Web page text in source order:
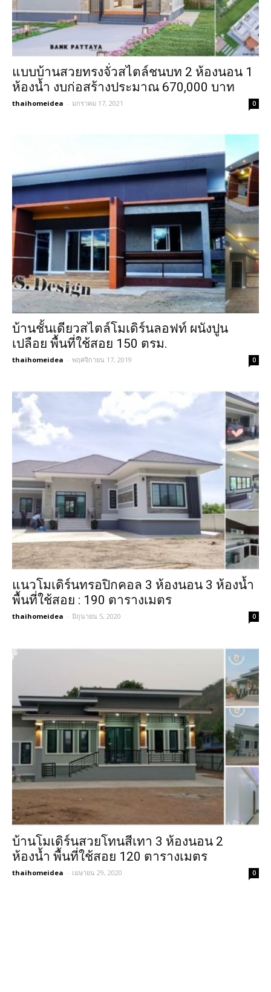
แบบบ้านสวยทรงจั่วสไตล์ชนบท 2 ห้องนอน 1
ห้องน้ำ งบก่อสร้างประมาณ 670,000 บาท
thaihomeidea - มกราคม 17, 2021 0
บ้านชั้นเดียวสไตล์โมเดิร์นลอฟท์ ผนังปูน
เปลือย พื้นที่ใช้สอย 150 ตรม.
thaihomeidea - พฤศจิกายน 17, 2019 0
แนวโมเดิร์นทรอปิกคอล 3 ห้องนอน 3 ห้องน้ำ
พื้นที่ใช้สอย : 190 ตารางเมตร
thaihomeidea - มิถุนายน 5, 2020 0
บ้านโมเดิร์นสวยโทนสีเทา 3 ห้องนอน 2
ห้องน้ำ พื้นที่ใช้สอย 120 ตารางเมตร
thaihomeidea - เมษายน 29, 2020 0